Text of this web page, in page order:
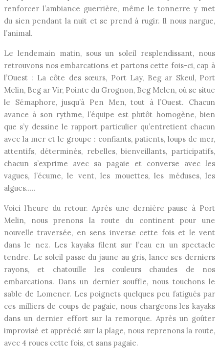
renforcer l’ambiance guerrière, même le tonnerre y met
du sien pendant la nuit et se prend à rugir. Il nous nargue,
l’animal.
Le lendemain matin, sous un soleil resplendissant, nous
retrouvons nos embarcations et partons cette fois-ci, cap à
l’Ouest : La côte des sœurs, Port Lay, Beg ar Skeul, Port
Melin, Beg ar Vir, Pointe du Grognon, Beg Melen, où se situe
le Sémaphore, jusqu’à Pen Men, tout à l’Ouest. Chacun
avance à son rythme, l’équipe est plutôt homogène, bien
que s’y dessine le rapport particulier qu’entretient chacun
avec la mer et le groupe : confiants, patients, loups de mer,
attentifs, déterminés, rebelles, bienveillants, participatifs,
chacun s’exprime avec sa pagaie et converse avec les
vagues, l’écume, le vent, les mouettes, les méduses, les
algues…..
Voici l’heure du retour. Après une dernière pause à Port
Melin, nous prenons la route du continent pour une
nouvelle traversée, en sens inverse cette fois et le vent
dans le nez. Les kayaks filent sur l’eau en un spectacle
tendre. Le soleil passe du jaune au gris, lance ses derniers
rayons, et chatouille les couleurs chaudes de nos
embarcations. Dans un dernier souffle, nous touchons le
sable de Lomener. Les poignets quelques peu fatigués par
ces milliers de coups de pagaie, nous chargeons les kayaks
dans un dernier effort sur la remorque. Après un goûter
improvisé et apprécié sur la plage, nous reprenons la route,
avec 4 roues cette fois, et sans pagaie.